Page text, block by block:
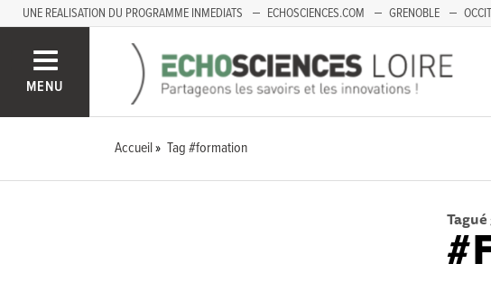
UNE REALISATION DU PROGRAMME INMEDIATS ECHOSCIENCES.COM GRENOBLE
MENU
Accueil Tag #formation
Tagué